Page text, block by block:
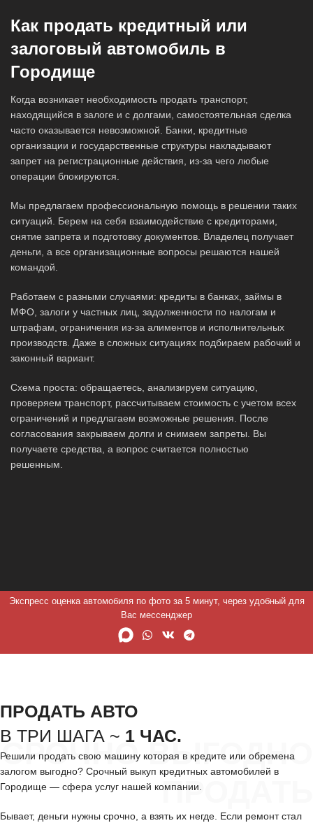
Как продать кредитный или
залоговый автомобиль в
Городище
Когда возникает необходимость продать транспорт,
находящийся в залоге и с долгами, самостоятельная сделка
часто оказывается невозможной. Банки, кредитные
организации и государственные структуры накладывают
запрет на регистрационные действия, из-за чего любые
операции блокируются.
Мы предлагаем профессиональную помощь в решении таких
ситуаций. Берем на себя взаимодействие с кредиторами,
снятие запрета и подготовку документов. Владелец получает
деньги, а все организационные вопросы решаются нашей
командой.
Работаем с разными случаями: кредиты в банках, займы в
МФО, залоги у частных лиц, задолженности по налогам и
штрафам, ограничения из-за алиментов и исполнительных
производств. Даже в сложных ситуациях подбираем рабочий и
законный вариант.
Схема проста: обращаетесь, анализируем ситуацию,
проверяем транспорт, рассчитываем стоимость с учетом всех
ограничений и предлагаем возможные решения. После
согласования закрываем долги и снимаем запреты. Вы
получаете средства, а вопрос считается полностью
решенным.
Экспресс оценка автомобиля по фото за 5 минут, через удобный для
Вас мессенджер
СРОЧНО ВЫГОДНО
ПРОДАТЬ
ПРОДАТЬ АВТО
В ТРИ ШАГА ~ 1 ЧАС.
Решили продать свою машину которая в кредите или обремена
залогом выгодно? Срочный выкуп кредитных автомобилей в
Городище — сфера услуг нашей компании.
Бывает, деньги нужны срочно, а взять их негде. Если ремонт стал